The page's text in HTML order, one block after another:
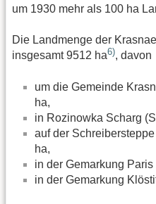
um 1930 mehr als 100 ha
Die Landmenge der
insgesamt 9512 ha6), davon
um die Gemeinde
ha,
in Rozinowka Scharg
auf der
ha,
in der Gemarkung Paris
in der Gemarkung